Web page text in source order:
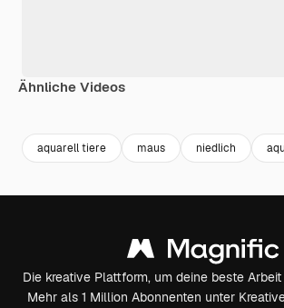
Ähnliche Videos
aquarell tiere maus niedlich
Die kreative Plattform, um deine beste
Mehr als 1 Million Abonnenten unter